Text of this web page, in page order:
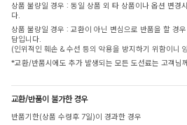
상품 불량일 경우 : 동일 상품 외 타 상품이나 옵션 변
다.
상품 불량일 경우 : 교환이 아닌 변심으로 반품을 할 경
담입니다.
(인위적인 훼손 & 수선 등의 악용을 방지하기 위함이니
*교환/반품시에도 추가 발생되는 모든 도선료는 고객님
교환/반품이 불가한 경우
반품기한(상품 수령후 7일)이 경과한 경우